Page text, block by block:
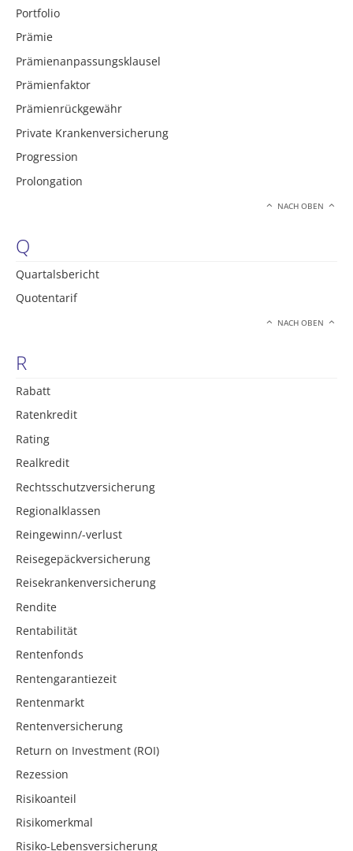
Portfolio
Prämie
Prämienanpassungsklausel
Prämienfaktor
Prämienrückgewähr
Private Krankenversicherung
Progression
Prolongation
NACH OBEN
Q
Quartalsbericht
Quotentarif
NACH OBEN
R
Rabatt
Ratenkredit
Rating
Realkredit
Rechtsschutzversicherung
Regionalklassen
Reingewinn/-verlust
Reisegepäckversicherung
Reisekrankenversicherung
Rendite
Rentabilität
Rentenfonds
Rentengarantiezeit
Rentenmarkt
Rentenversicherung
Return on Investment (ROI)
Rezession
Risikoanteil
Risikomerkmal
Risiko-Lebensversicherung